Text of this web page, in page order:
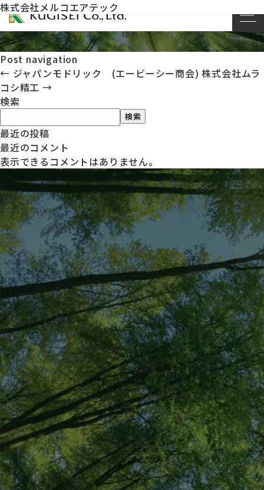
株式会社メルコエアテック
This entry was posted on
bykug
isei.
Post navigation
← ジャパンモドリック (エービーシー商会) 株式会社ムラ
コシ精工 →
検索
検索
最近の投稿
最近のコメント
表示できるコメントはありません。
03-3312-6411
メールでのお問い合わせ